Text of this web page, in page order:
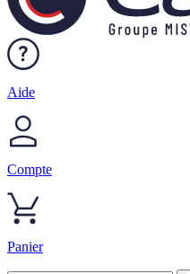
Aide
Compte
Panier